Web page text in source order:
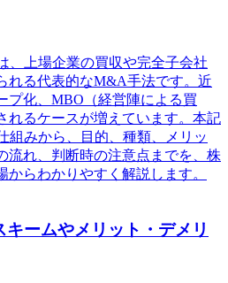
、上場企業の買収や完全子会社
れる代表的なM&A手法です。近
プ化、MBO（経営陣による買
れるケースが増えています。本記
組みから、目的、種類、メリッ
流れ、判断時の注意点までを、株
らわかりやすく解説します。
ームやメリット・デメリ